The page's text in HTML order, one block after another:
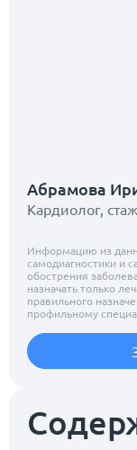
Абрамова
Кардиолог,
Информацию из
самодиагностики и
обострения
назначать только
правильного
профильному